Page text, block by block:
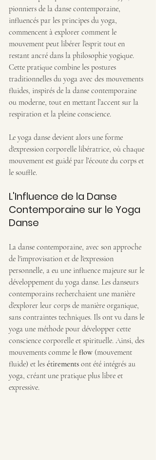
pionniers de la danse contemporaine,
influencés par les principes du yoga,
commencent à explorer comment le
mouvement peut libérer l’esprit tout en
restant ancré dans la philosophie yogique.
Cette pratique combine les postures
traditionnelles du yoga avec des mouvements
fluides, inspirés de la danse contemporaine
ou moderne, tout en mettant l’accent sur la
respiration et la pleine conscience.
Le yoga danse devient alors une forme
d'expression corporelle libératrice, où chaque
mouvement est guidé par l’écoute du corps et
le souffle.
L'Influence de la Danse
Contemporaine sur le Yoga
Danse
La danse contemporaine, avec son approche
de l'improvisation et de l'expression
personnelle, a eu une influence majeure sur le
développement du yoga danse. Les danseurs
contemporains recherchaient une manière
d’explorer leur corps de manière organique,
sans contraintes techniques. Ils ont vu dans le
yoga une méthode pour développer cette
conscience corporelle et spirituelle. Ainsi, des
mouvements comme le flow (mouvement
fluide) et les étirements ont été intégrés au
yoga, créant une pratique plus libre et
expressive.